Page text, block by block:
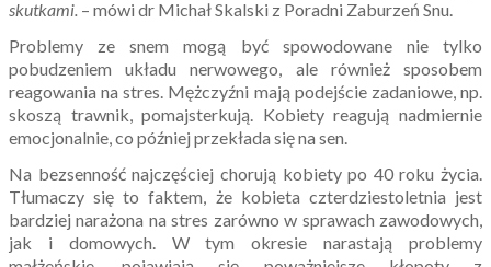
skutkami. – mówi dr Michał Skalski z Poradni Zaburzeń Snu.
Problemy ze snem mogą być spowodowane nie tylko
pobudzeniem układu nerwowego, ale również sposobem
reagowania na stres. Mężczyźni mają podejście zadaniowe, np.
skoszą trawnik, pomajsterkują. Kobiety reagują nadmiernie
emocjonalnie, co później przekłada się na sen.
Na bezsenność najczęściej chorują kobiety po 40 roku życia.
Tłumaczy się to faktem, że kobieta czterdziestoletnia jest
bardziej narażona na stres zarówno w sprawach zawodowych,
jak i domowych. W tym okresie narastają problemy